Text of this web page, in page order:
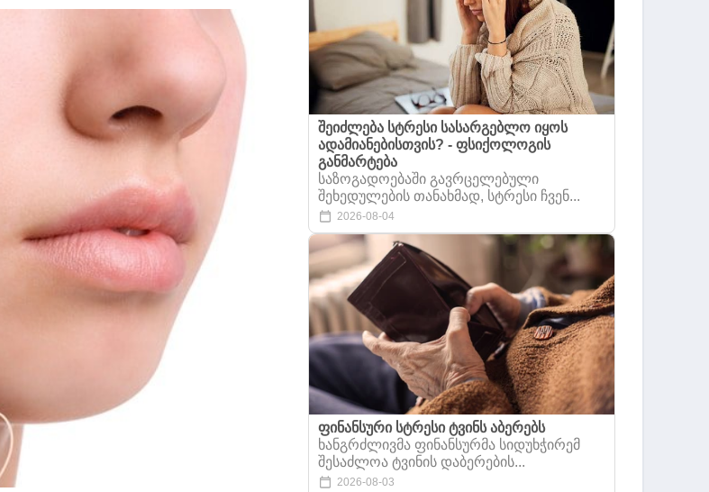
შეიძლება სტრესი სასარგებლო იყოს
ადამიანებისთვის? - ფსიქოლოგის
განმარტება
საზოგადოებაში გავრცელებული
შეხედულების თანახმად, სტრესი ჩვენ...
2026-08-04
ფინანსური სტრესი ტვინს აბერებს
ხანგრძლივმა ფინანსურმა სიდუხჭირემ
შესაძლოა ტვინის დაბერების...
2026-08-03